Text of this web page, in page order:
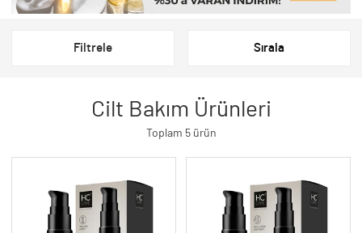
Filtrele Sırala
Cilt Bakım Ürünleri
Toplam 5 ürün